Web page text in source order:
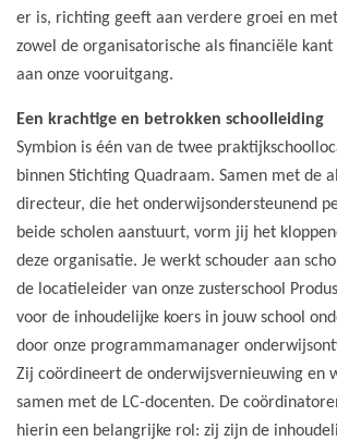
er is, richting geeft aan verdere groei en
zowel de organisatorische als financiële
aan onze vooruitgang.
Een krachtige en betrokken schoolleiding
Symbion is één van de twee
binnen Stichting Quadraam. Samen met de
directeur, die het onderwijsondersteunend
beide scholen aanstuurt, vorm jij het
deze organisatie. Je werkt schouder aan
de locatieleider van onze zusterschool
voor de inhoudelijke koers in jouw school
door onze programmamanager
Zij coördineert de onderwijsvernieuwing en
samen met de LC-docenten. De
hierin een belangrijke rol: zij zijn de